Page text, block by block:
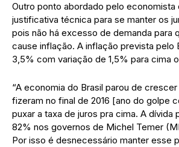
Outro ponto abordado pelo economista
justificativa técnica para se manter os
pois não há excesso de demanda para
cause inflação. A inflação prevista pelo
3,5% com variação de 1,5% para cima
“A economia do Brasil parou de
fizeram no final de 2016 [ano do golpe
puxar a taxa de juros pra cima. A dívida
82% nos governos de Michel Temer
Por isso é desnecessário manter esse